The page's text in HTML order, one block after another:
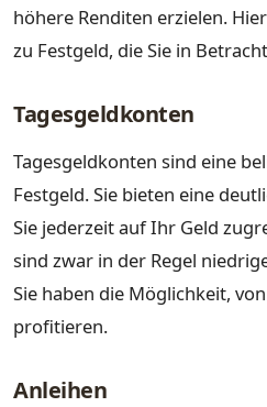
höhere Renditen erzielen.
zu Festgeld, die Sie in
Tagesgeldkonten
Tagesgeldkonten sind eine
Festgeld. Sie bieten eine
Sie jederzeit auf Ihr Geld
sind zwar in der Regel
Sie haben die Möglichkeit,
profitieren.
Anleihen